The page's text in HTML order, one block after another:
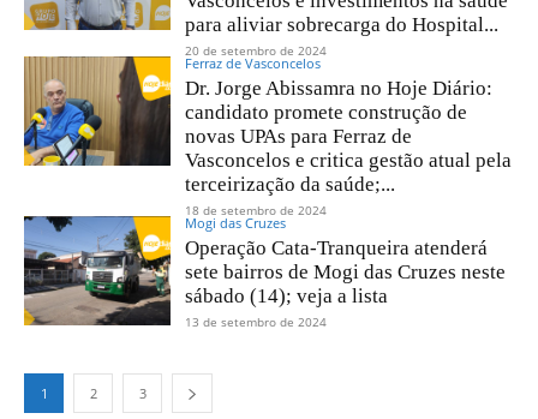
para aliviar sobrecarga do Hospital...
20 de setembro de 2024
Ferraz de Vasconcelos
Dr. Jorge Abissamra no Hoje Diário:
candidato promete construção de
novas UPAs para Ferraz de
Vasconcelos e critica gestão atual pela
terceirização da saúde;...
18 de setembro de 2024
Mogi das Cruzes
Operação Cata-Tranqueira atenderá
sete bairros de Mogi das Cruzes neste
sábado (14); veja a lista
13 de setembro de 2024
1 2 3